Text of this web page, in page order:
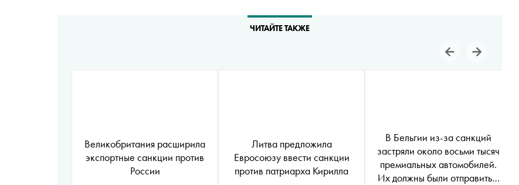
ЧИТАЙТЕ ТАКЖЕ
Великобритания расширила
экспортные санкции против
России
Литва предложила
Евросоюзу ввести санкции
против патриарха Кирилла
В Бельгии из-за санкций
застряли около восьми тысяч
премиальных автомобилей.
Их должны были отправить в